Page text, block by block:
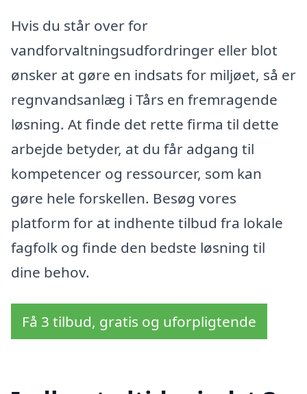
Hvis du står over for
vandforvaltningsudfordringer eller blot
ønsker at gøre en indsats for miljøet, så er
regnvandsanlæg i Tårs en fremragende
løsning. At finde det rette firma til dette
arbejde betyder, at du får adgang til
kompetencer og ressourcer, som kan
gøre hele forskellen. Besøg vores
platform for at indhente tilbud fra lokale
fagfolk og finde den bedste løsning til
dine behov.
Få 3 tilbud, gratis og uforpligtende